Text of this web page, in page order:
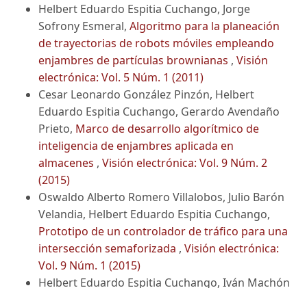
Helbert Eduardo Espitia Cuchango, Jorge
Sofrony Esmeral, Algoritmo para la planeación
de trayectorias de robots móviles empleando
enjambres de partículas brownianas , Visión
electrónica: Vol. 5 Núm. 1 (2011)
Cesar Leonardo González Pinzón, Helbert
Eduardo Espitia Cuchango, Gerardo Avendaño
Prieto, Marco de desarrollo algorítmico de
inteligencia de enjambres aplicada en
almacenes , Visión electrónica: Vol. 9 Núm. 2
(2015)
Oswaldo Alberto Romero Villalobos, Julio Barón
Velandia, Helbert Eduardo Espitia Cuchango,
Prototipo de un controlador de tráfico para una
intersección semaforizada , Visión electrónica:
Vol. 9 Núm. 1 (2015)
Helbert Eduardo Espitia Cuchango, Iván Machón